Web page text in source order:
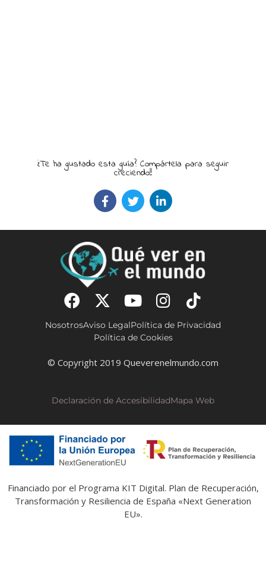
¿Te ha gustado esta guía? Compártela para seguir
creciendo!!
NosotrosAviso LegalPolítica de Privacidad
Política de Cookies
© Copyright 2019 Queverenelmundo.com
Declaración de AccesibilidadMapa Web
Financiado por el Programa KIT Digital. Plan de Recuperación,
Transformación y Resiliencia de España «Next Generation
EU».